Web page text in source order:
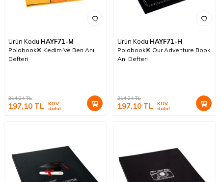
Ürün Kodu HAYF71-M
Polabook® Kedim Ve Ben Anı
Defteri
214,24TL
197,10 TL KDV
dahil
Ürün Kodu HAYF71-H
Polabook® Our Adventure Book
Anı Defteri
214,24TL
197,10 TL KDV
dahil